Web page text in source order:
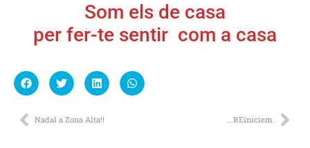
Som els de casa
per fer-te sentir com a casa
Nadal a Zona Alta!! … REiniciem.